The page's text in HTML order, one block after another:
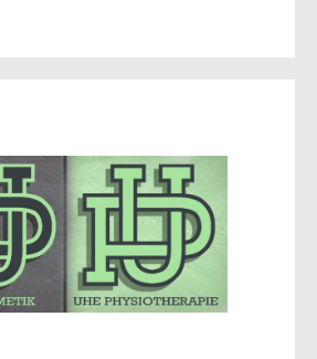
Kosmetik
17B
15848 Beeskow
Zur Website